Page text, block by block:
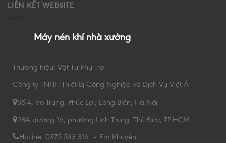
LIÊN KẾT WEBSITE
Máy nén khí nhà xưởng
Thương hiệu: Vật Tư Phụ Trợ
Công ty TNHH Thiết Bị Công Nghiệp và Dịch Vụ Việt Á
Số 4, Võ Trung, Phúc Lợi, Long Biên, Hà Nội
28A đường 16, phường Linh Trung, Thủ Đức, TP.HCM
Hotline: 0375 543 316 – Em Khuyên